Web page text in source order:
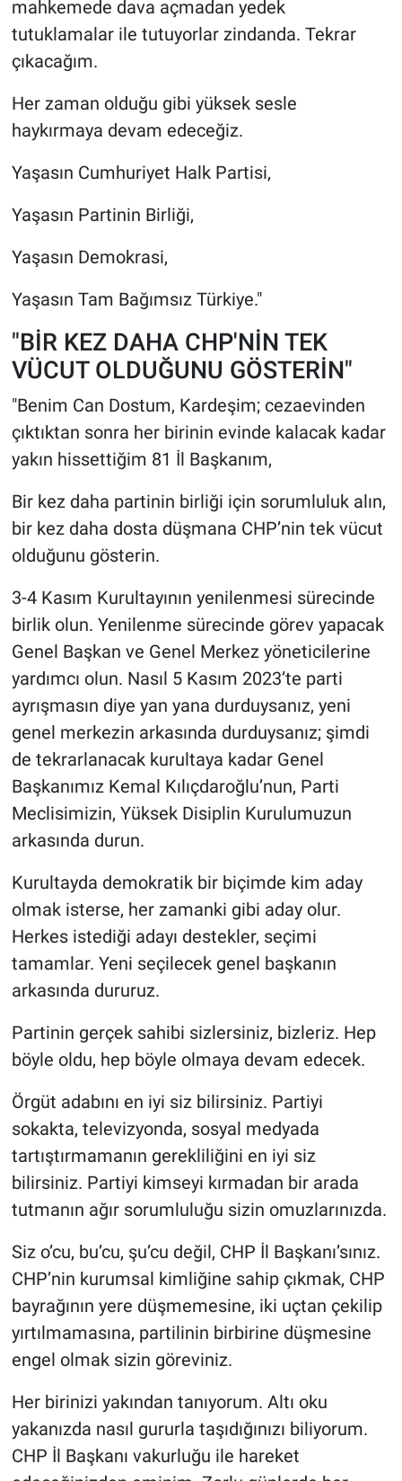
mahkemede dava açmadan yedek
tutuklamalar ile tutuyorlar zindanda. Tekrar
çıkacağım.
Her zaman olduğu gibi yüksek sesle
haykırmaya devam edeceğiz.
Yaşasın Cumhuriyet Halk Partisi,
Yaşasın Partinin Birliği,
Yaşasın Demokrasi,
Yaşasın Tam Bağımsız Türkiye."
"BİR KEZ DAHA CHP'NİN TEK
VÜCUT OLDUĞUNU GÖSTERİN"
"Benim Can Dostum, Kardeşim; cezaevinden
çıktıktan sonra her birinin evinde kalacak kadar
yakın hissettiğim 81 İl Başkanım,
Bir kez daha partinin birliği için sorumluluk alın,
bir kez daha dosta düşmana CHP’nin tek vücut
olduğunu gösterin.
3-4 Kasım Kurultayının yenilenmesi sürecinde
birlik olun. Yenilenme sürecinde görev yapacak
Genel Başkan ve Genel Merkez yöneticilerine
yardımcı olun. Nasıl 5 Kasım 2023’te parti
ayrışmasın diye yan yana durduysanız, yeni
genel merkezin arkasında durduysanız; şimdi
de tekrarlanacak kurultaya kadar Genel
Başkanımız Kemal Kılıçdaroğlu’nun, Parti
Meclisimizin, Yüksek Disiplin Kurulumuzun
arkasında durun.
Kurultayda demokratik bir biçimde kim aday
olmak isterse, her zamanki gibi aday olur.
Herkes istediği adayı destekler, seçimi
tamamlar. Yeni seçilecek genel başkanın
arkasında dururuz.
Partinin gerçek sahibi sizlersiniz, bizleriz. Hep
böyle oldu, hep böyle olmaya devam edecek.
Örgüt adabını en iyi siz bilirsiniz. Partiyi
sokakta, televizyonda, sosyal medyada
tartıştırmamanın gerekliliğini en iyi siz
bilirsiniz. Partiyi kimseyi kırmadan bir arada
tutmanın ağır sorumluluğu sizin omuzlarınızda.
Siz o’cu, bu’cu, şu’cu değil, CHP İl Başkanı’sınız.
CHP’nin kurumsal kimliğine sahip çıkmak, CHP
bayrağının yere düşmemesine, iki uçtan çekilip
yırtılmamasına, partilinin birbirine düşmesine
engel olmak sizin göreviniz.
Her birinizi yakından tanıyorum. Altı oku
yakanızda nasıl gururla taşıdığınızı biliyorum.
CHP İl Başkanı vakurluğu ile hareket